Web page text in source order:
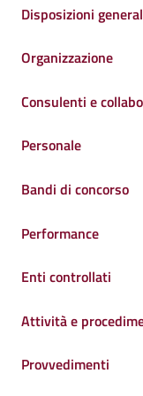
Disposizioni
Organizzazione
Consulenti e
Personale
Bandi di concorso
Performance
Enti controllati
Attività e
Provvedimenti